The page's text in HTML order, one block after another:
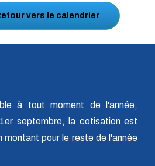
vers le calendrier
à tout moment de l'année,
septembre, la cotisation est
montant pour le reste de l'année